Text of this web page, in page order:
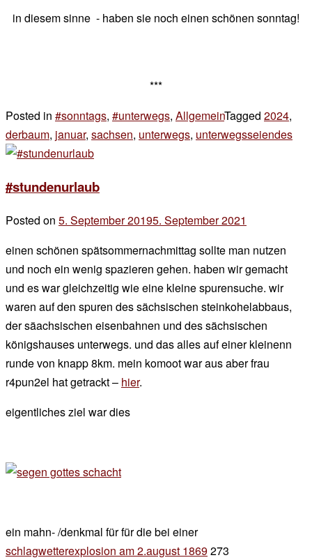
in diesem sinne - haben sie noch einen schönen sonntag!
***
Posted in #sonntags, #unterwegs, AllgemeinTagged 2024,
derbaum, januar, sachsen, unterwegs, unterwegsseiendes
#stundenurlaub
Posted on 5. September 20195. September 2021
chef
einen schönen spätsommernachmittag sollte man nutzen
und noch ein wenig spazieren gehen. haben wir gemacht
und es war gleichzeitig wie eine kleine spurensuche. wir
waren auf den spuren des sächsischen steinkohelabbaus,
der säachsischen eisenbahnen und des sächsischen
königshauses unterwegs. und das alles auf einer kleinenn
runde von knapp 8km. mein komoot war aus aber frau
r4pun2el hat getrackt – hier.
eigentliches ziel war dies
ein mahn- /denkmal für für die bei einer
schlagwetterexplosion am 2.august 1869273